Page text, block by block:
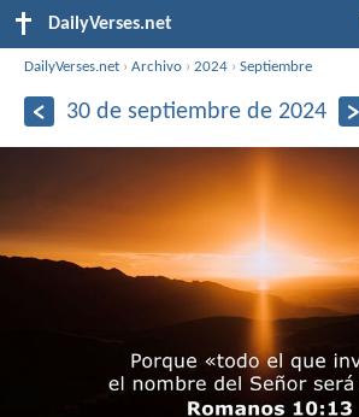
DailyVerses.net
DailyVerses.net ›Archivo ›2024 ›Septiembre
30 de septiembre de 2024